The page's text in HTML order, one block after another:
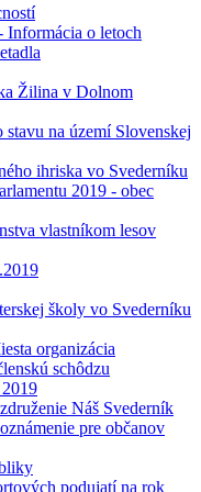
o letoch
Žilina v Dolnom
na území Slovenskej
ihriska vo Svederníku
2019 - obec
vlastníkom lesov
školy vo Svederníku
organizácia
schôdzu
Náš Svederník
pre občanov
podujatí na rok